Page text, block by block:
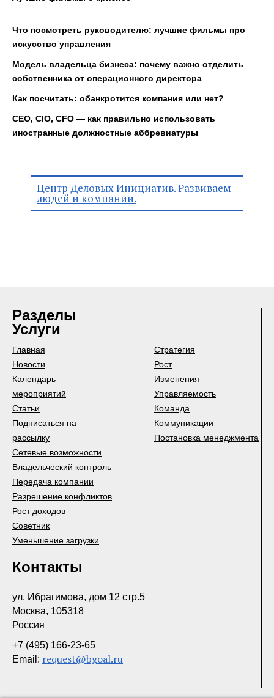
Что посмотреть руководителю: лучшие фильмы про
искусство управления
Модель владельца бизнеса: почему важно отделить
собственника от операционного директора
Как посчитать: обанкротится компания или нет?
CEO, CIO, CFO — как правильно использовать
иностранные должностные аббревиатуры
Центр Деловых Инициатив. Развиваем
людей и компании.
Разделы
Услуги
Главная
Новости
Календарь
мероприятий
Статьи
Подписаться на
рассылку
Стратегия
Рост
Изменения
Управляемость
Команда
Коммуникации
Постановка менеджмента
Сетевые возможности
Владельческий контроль
Передача компании
Разрешение конфликтов
Рост доходов
Советник
Уменьшение загрузки
Контакты
ул. Ибрагимова, дом 12 стр.5
Москва, 105318
Россия
+7 (495) 166-23-65
Email: request@bgoal.ru